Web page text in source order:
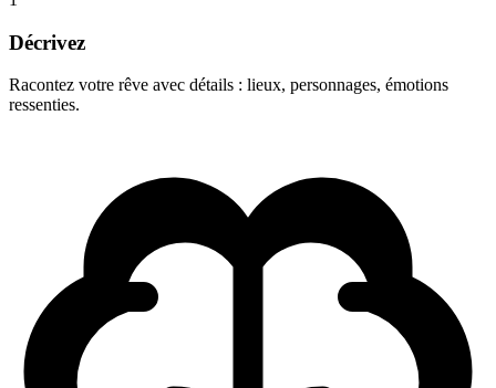
Décrivez
Racontez votre rêve avec détails : lieux, personnages, émotions
ressenties.